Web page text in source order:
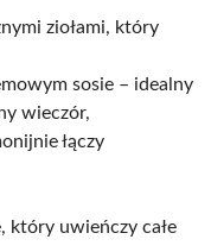
ziołami, który
sosie – idealny
wieczór,
łączy
który uwieńczy całe